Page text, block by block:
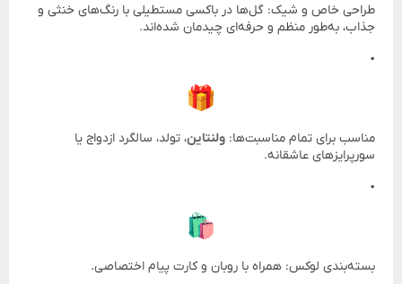
طراحی خاص و شیک: گل‌ها در باکسی مستطیلی با رنگ‌های خنثی و
جذاب، به‌طور منظم و حرفه‌ای چیدمان شده‌اند.
•
مناسب برای تمام مناسبت‌ها: ولنتاین، تولد، سالگرد ازدواج یا
سورپرایزهای عاشقانه.
•
بسته‌بندی لوکس: همراه با روبان و کارت پیام اختصاصی.